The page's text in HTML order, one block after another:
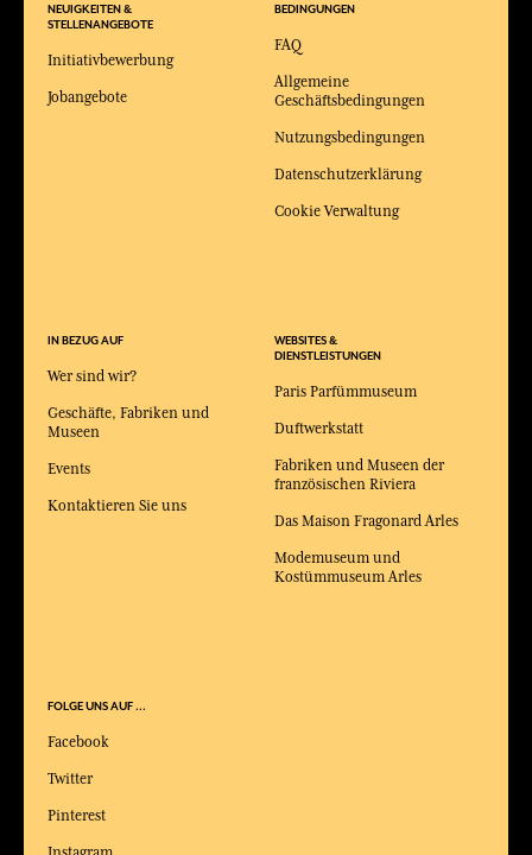
BEDINGUNGEN
FAQ
Allgemeine
Geschäftsbedingungen
Nutzungsbedingungen
Datenschutzerklärung
Cookie Verwaltung
WEBSITES &
DIENSTLEISTUNGEN
Paris Parfümmuseum
Duftwerkstatt
Fabriken und Museen der
französischen Riviera
Das Maison Fragonard Arles
Modemuseum und
Kostümmuseum Arles
IN BEZUG AUF
Wer sind wir?
Geschäfte, Fabriken und
Museen
Events
Kontaktieren Sie uns
FOLGE UNS AUF ...
Facebook
Twitter
Pinterest
NEUIGKEITEN &
STELLENANGEBOTE
Initiativbewerbung
Jobangebote